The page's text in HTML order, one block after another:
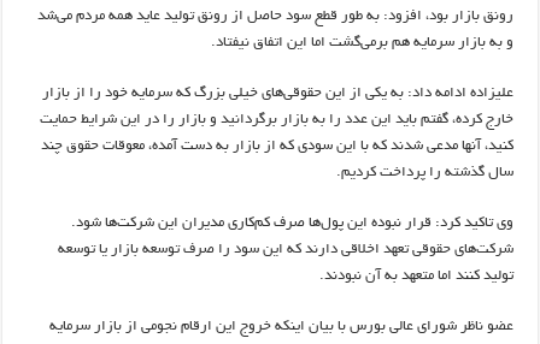
رونق بازار بود، افزود: به طور قطع سود حاصل از رونق تولید عاید همه مردم می‌شد
و به بازار سرمایه هم برمی‌گشت اما این اتفاق نیفتاد.
علیزاده ادامه داد: به یکی از این حقوقی‌های خیلی بزرگ که سرمایه خود را از بازار
خارج کرده، گفتم باید این عدد را به بازار برگردانید و بازار را در این شرایط حمایت
کنید، آنها مدعی شدند که با این سودی که از بازار به دست آمده، معوقات حقوق چند
سال گذشته را پرداخت کردیم.
وی تاکید کرد: قرار نبوده این پول‌ها صرف کم‌کاری مدیران این شرکت‌ها شود.
شرکت‌های حقوقی تعهد اخلاقی دارند که این سود را صرف توسعه بازار یا توسعه
تولید کنند اما متعهد به آن نبودند.
عضو ناظر شورای عالی بورس با بیان اینکه خروج این ارقام نجومی از بازار سرمایه